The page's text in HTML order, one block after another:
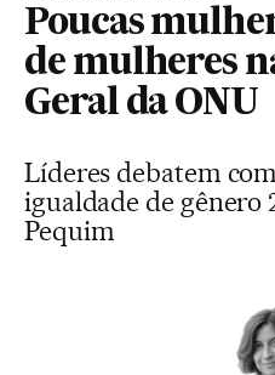
Poucas
de mulheres
Geral da ONU
Líderes debatem
igualdade de gênero
Pequim